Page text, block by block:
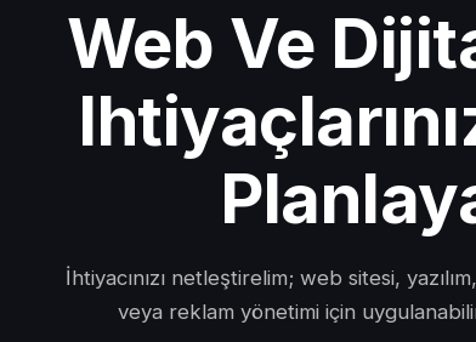
Web Ve
İhtiyacınızı netleştirelim; web sitesi,
veya reklam yönetimi için